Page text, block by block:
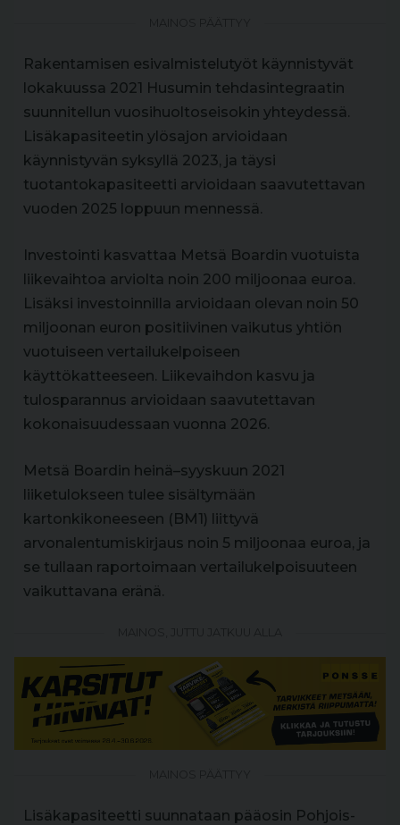
Rakentamisen esivalmistelutyöt käynnistyvät
lokakuussa 2021 Husumin tehdasintegraatin
suunnitellun vuosihuoltoseisokin yhteydessä.
Lisäkapasiteetin ylösajon arvioidaan
käynnistyvän syksyllä 2023, ja täysi
tuotantokapasiteetti arvioidaan saavutettavan
vuoden 2025 loppuun mennessä.
Investointi kasvattaa Metsä Boardin vuotuista
liikevaihtoa arviolta noin 200 miljoonaa euroa.
Lisäksi investoinnilla arvioidaan olevan noin 50
miljoonan euron positiivinen vaikutus yhtiön
vuotuiseen vertailukelpoiseen
käyttökatteeseen. Liikevaihdon kasvu ja
tulosparannus arvioidaan saavutettavan
kokonaisuudessaan vuonna 2026.
Metsä Boardin heinä–syyskuun 2021
liiketulokseen tulee sisältymään
kartonkikoneeseen (BM1) liittyvä
arvonalentumiskirjaus noin 5 miljoonaa euroa, ja
se tullaan raportoimaan vertailukelpoisuuteen
vaikuttavana eränä.
Lisäkapasiteetti suunnataan pääosin Pohjois-